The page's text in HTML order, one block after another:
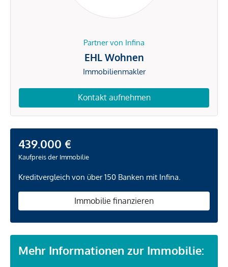
Partner von Infina
EHL Wohnen
Immobilienmakler
Kontakt aufnehmen
439.000 €
Kaufpreis der Immobilie
Kreditvergleich von über 150 Banken mit Infina.
Immobilie finanzieren
Mehr Informationen zur Immobilie: